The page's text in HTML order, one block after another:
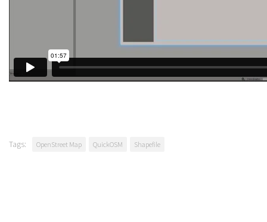
Tags: OpenStreet Map QuickOSM Shapefile